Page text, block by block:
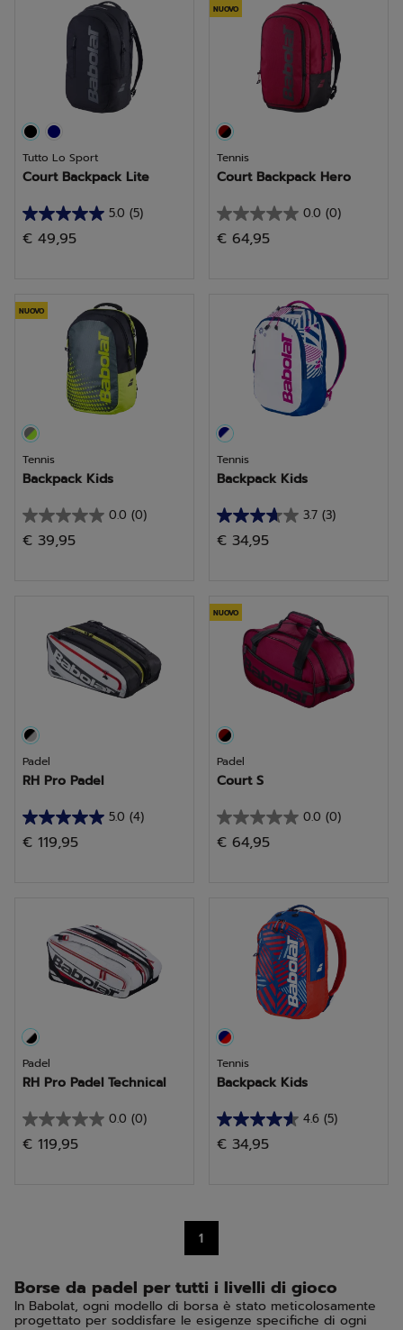
recensioni
6
recensioni
Tutto Lo Sport
Court Backpack Lite
5.0 (5)
5.0
su
5
recensioni
€ 49,95
NUOVO
Tennis
Court Backpack Hero
0.0 (0)
0.0
su
€ 64,95
NUOVO
Tennis
Backpack Kids
0.0 (0)
0.0
su
€ 39,95
Tennis
Backpack Kids
3.7 (3)
3.7
su
3
recensioni
€ 34,95
Padel
RH Pro Padel
5.0 (4)
5.0
su
recensioni
€ 119,95
NUOVO
Padel
Court S
0.0 (0)
0.0
su
€ 64,95
Padel
RH Pro Padel Technical
0.0 (0)
0.0
su
€ 119,95
Tennis
Backpack Kids
4.6 (5)
4.6
su
5
€ 34,95
1
Borse da padel per tutti i livelli di gioco
In Babolat, ogni modello di borsa è stato meticolosamente
progettato per soddisfare le esigenze specifiche di ogni